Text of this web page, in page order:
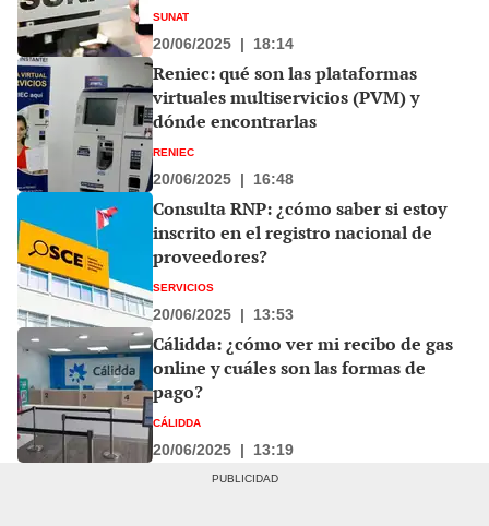
SUNAT
20/06/2025 | 18:14
Reniec: qué son las plataformas
virtuales multiservicios (PVM) y
dónde encontrarlas
RENIEC
20/06/2025 | 16:48
Consulta RNP: ¿cómo saber si estoy
inscrito en el registro nacional de
proveedores?
SERVICIOS
20/06/2025 | 13:53
Cálidda: ¿cómo ver mi recibo de gas
online y cuáles son las formas de
pago?
CÁLIDDA
20/06/2025 | 13:19